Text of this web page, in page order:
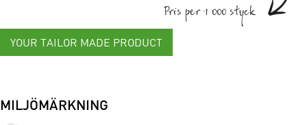
Pris per 1 000 styck
YOUR TAILOR MADE PRODUCT
MILJÖMÄRKNING